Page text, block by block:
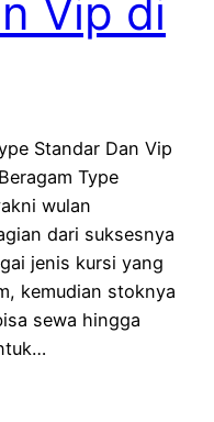
Vip di
Standar Dan Vip
Type
wulan
dari suksesnya
jenis kursi yang
kemudian stoknya
sewa hingga